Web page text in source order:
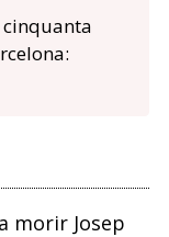
cinquanta
morir Josep